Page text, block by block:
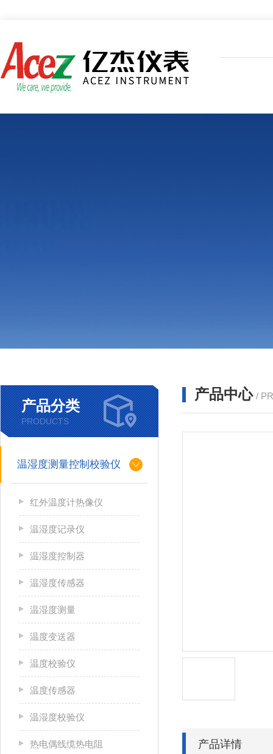
产品中心 /
产品详情
产品分类
PRODUCTS
温湿度测量控制校验仪
红外温度计热像仪
温湿度记录仪
温湿度控制器
温湿度传感器
温湿度测量
温度变送器
温度校验仪
温度传感器
温湿度校验仪
热电偶线缆热电阻